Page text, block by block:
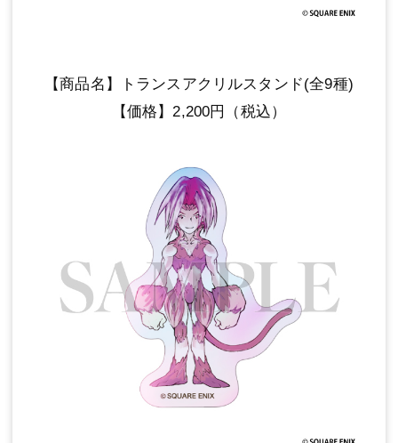
【商品名】トランスアクリルスタンド(全9種)
【価格】2,200円（税込）